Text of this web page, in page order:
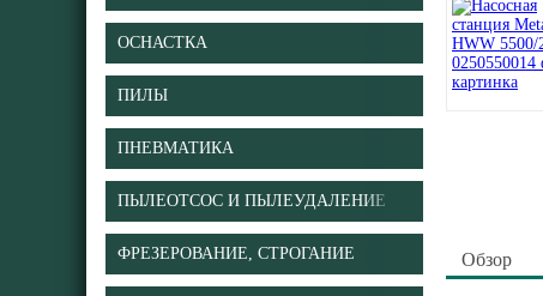
ОСНАСТКА
ПИЛЫ
ПНЕВМАТИКА
ПЫЛЕОТСОС И ПЫЛЕУДАЛЕНИЕ
ФРЕЗЕРОВАНИЕ, СТРОГАНИЕ Обзор